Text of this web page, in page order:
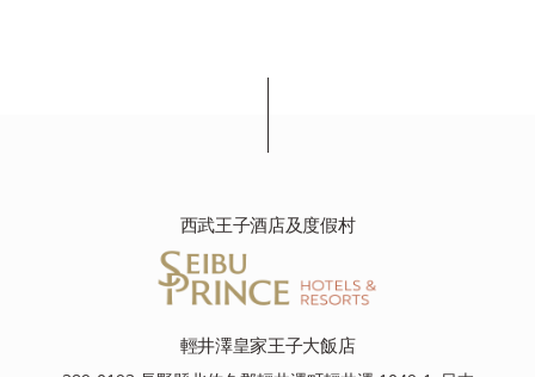
西武王子酒店及度假村
輕井澤皇家王子大飯店